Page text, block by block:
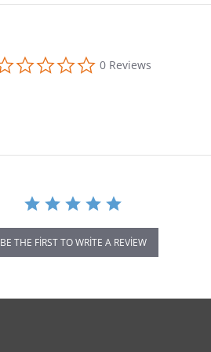
0.0 star rating
0 Reviews
BE THE FIRST TO WRITE A REVIEW